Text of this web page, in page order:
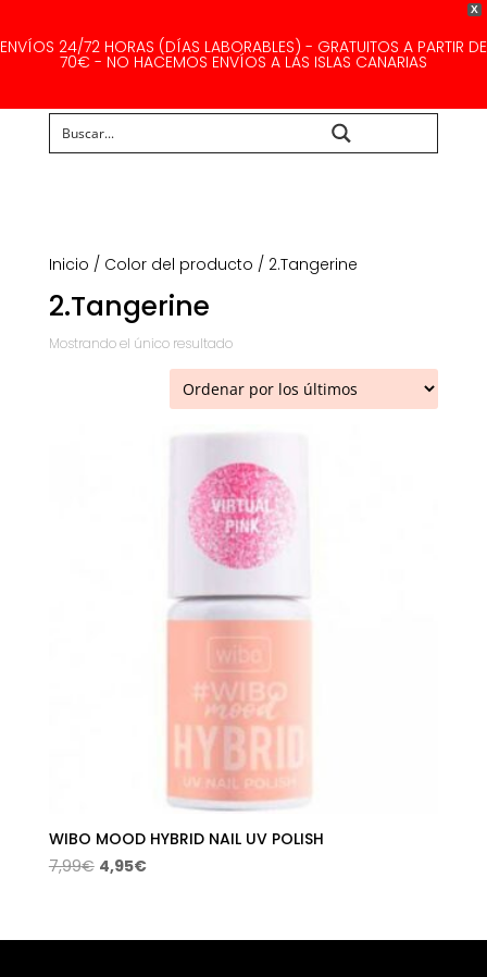
X
ENVÍOS 24/72 HORAS (DÍAS LABORABLES) - GRATUITOS A PARTIR DE
70€ - NO HACEMOS ENVÍOS A LAS ISLAS CANARIAS
Inicio / Color del producto / 2.Tangerine
2.Tangerine
Mostrando el único resultado
WIBO MOOD HYBRID NAIL UV POLISH
7,99€ El
era:
4,95€El
es: